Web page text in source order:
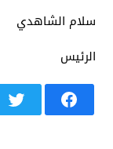
سلام الشاهدي
الرئيس